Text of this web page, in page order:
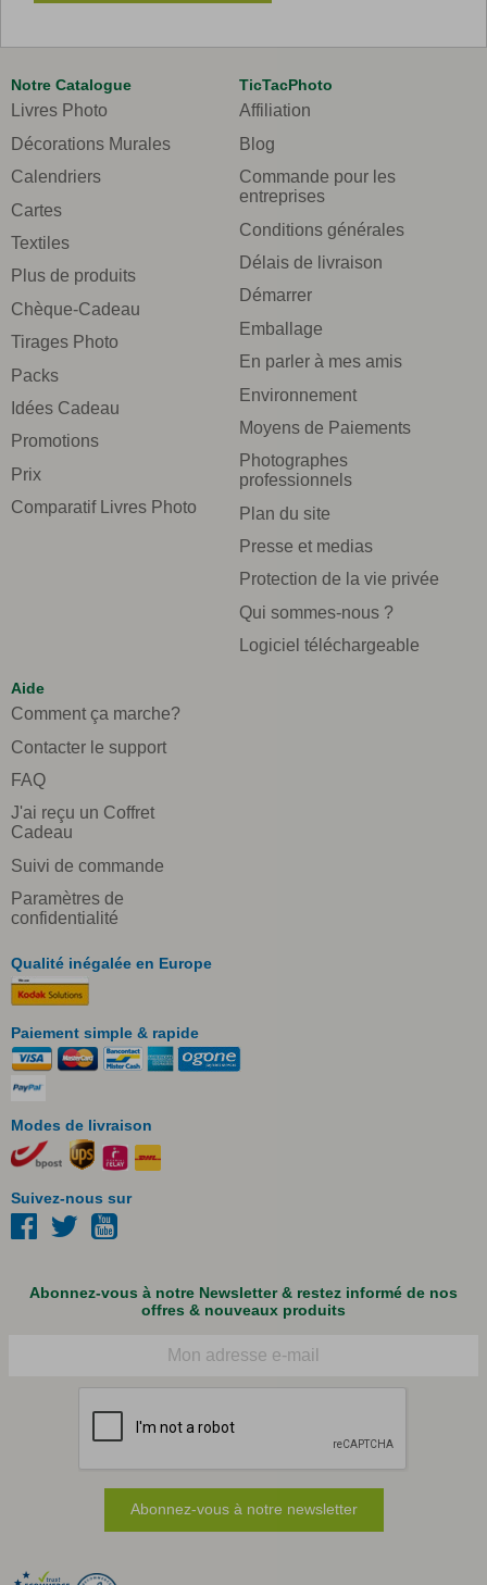
Notre Catalogue
Livres Photo
Décorations Murales
Calendriers
Cartes
Textiles
Plus de produits
Chèque-Cadeau
Tirages Photo
Packs
Idées Cadeau
Promotions
Prix
Comparatif Livres Photo
TicTacPhoto
Affiliation
Blog
Commande pour les
entreprises
Conditions générales
Délais de livraison
Démarrer
Emballage
En parler à mes amis
Environnement
Moyens de Paiements
Photographes
professionnels
Plan du site
Presse et medias
Protection de la vie privée
Qui sommes-nous ?
Logiciel téléchargeable
Aide
Comment ça marche?
Contacter le support
FAQ
J'ai reçu un Coffret
Cadeau
Suivi de commande
Paramètres de
confidentialité
Qualité inégalée en Europe
Paiement simple & rapide
Modes de livraison
Suivez-nous sur
Abonnez-vous à notre Newsletter & restez informé de nos
offres & nouveaux produits
Abonnez-vous à notre newsletter